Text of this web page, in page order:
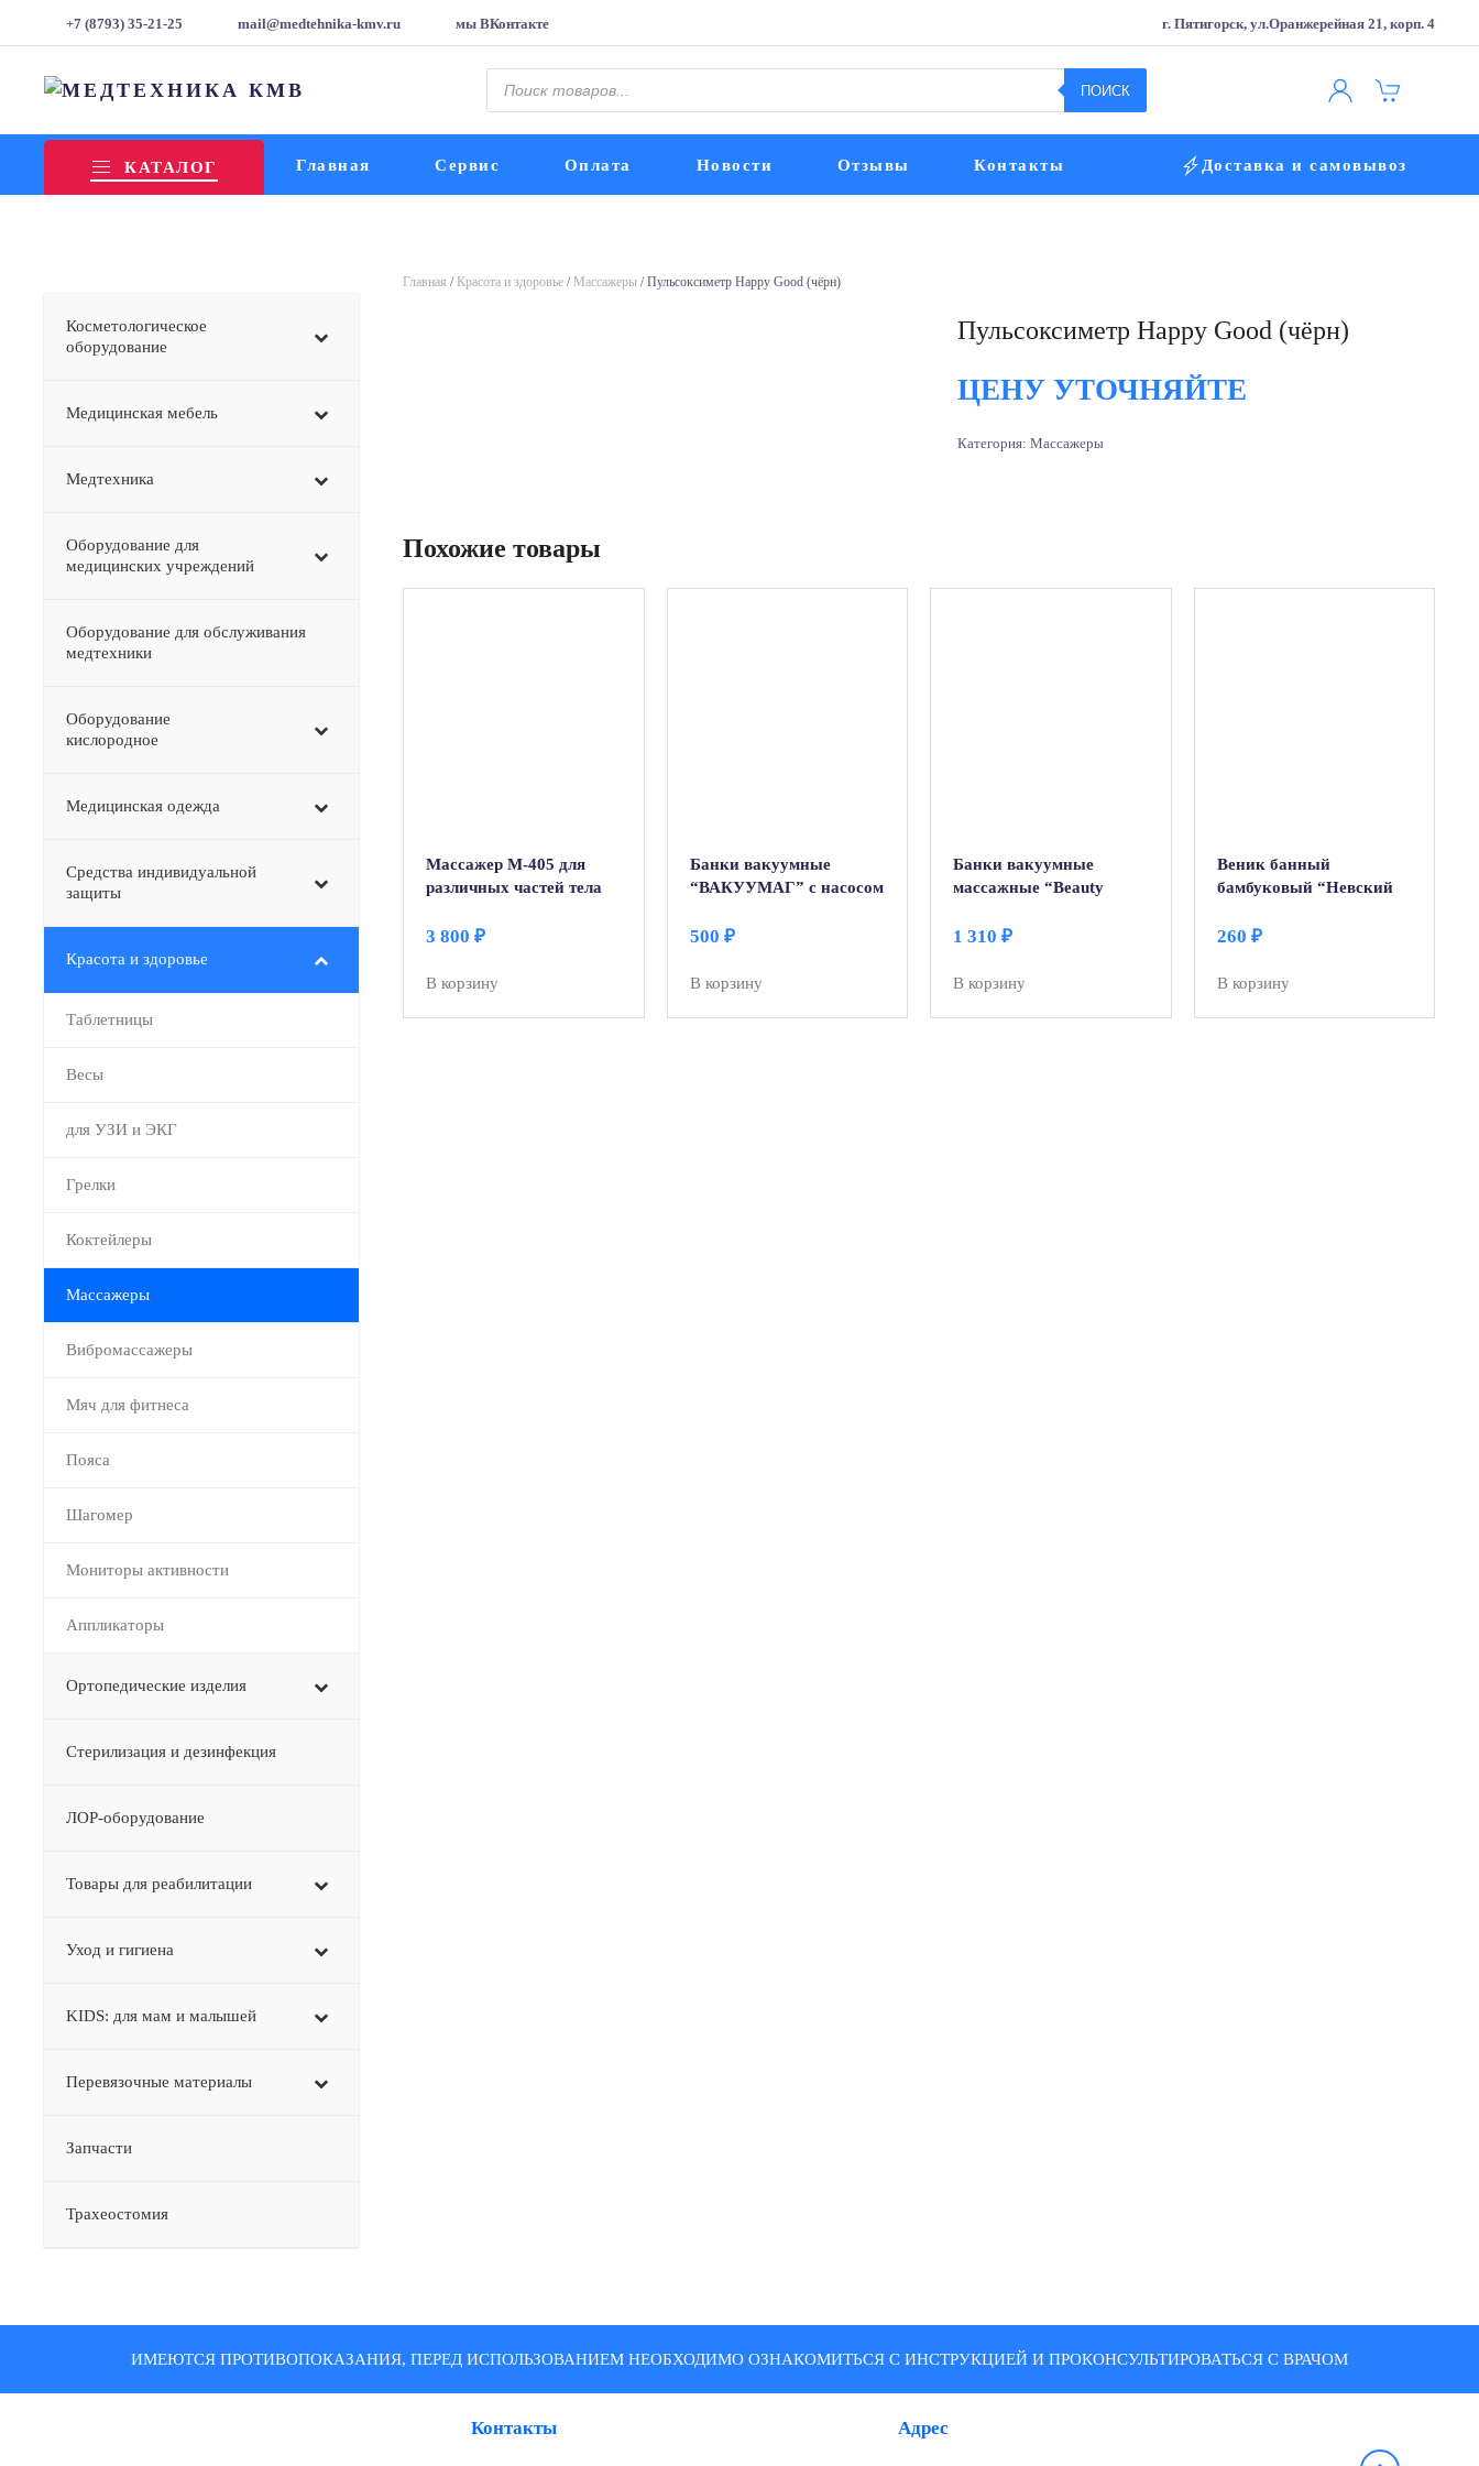
+7 (8793) 35-21-25 mail@medtehnika-kmv.ru мы ВКонтакте г. Пятигорск, ул.Оранжерейная 21, корп. 4
Поиск
товаров
ПОИСК
КАТАЛОГ Главная Сервис Оплата Новости Отзывы Контакты Доставка и самовывоз
Главная / Красота и здоровье / Массажеры / Пульсоксиметр Happy Good (чёрн)
Пульсоксиметр Happy Good (чёрн)
ЦЕНУ УТОЧНЯЙТЕ
Категория: Массажеры
Похожие товары
Массажер М-405 для
различных частей тела
для ног)
3 800 ₽
В корзину
Банки вакуумные
“ВАКУУМАГ” с насосом
500 ₽
В корзину
Банки вакуумные
массажные “Beauty
1 310 ₽
В корзину
Веник банный
бамбуковый “Невский
260 ₽
В корзину
Косметологическое
оборудование
Медицинская мебель
Медтехника
Оборудование для
медицинских учреждений
Оборудование для обслуживания
медтехники
Оборудование
кислородное
–
Медицинская одежда
Средства индивидуальной
защиты
Красота и здоровье
Таблетницы
Весы
для УЗИ и ЭКГ
Грелки
Коктейлеры
Массажеры
Вибромассажеры
Мяч для фитнеса
Пояса
Шагомер
Мониторы активности
–
Аппликаторы
Ортопедические изделия
Стерилизация и дезинфекция
ЛОР-оборудование
Товары для реабилитации
Уход и гигиена
KIDS: для мам и малышей
Перевязочные материалы
Запчасти
Трахеостомия
ИМЕЮТСЯ ПРОТИВОПОКАЗАНИЯ, ПЕРЕД ИСПОЛЬЗОВАНИЕМ НЕОБХОДИМО ОЗНАКОМИТЬСЯ С ИНСТРУКЦИЕЙ И ПРОКОНСУЛЬТИРОВАТЬСЯ С ВРАЧОМ
Контакты Адрес